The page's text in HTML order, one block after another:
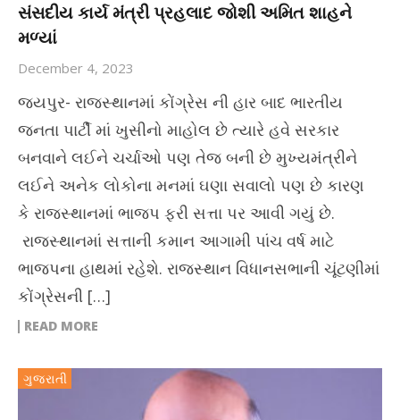
સંસદીય કાર્ય મંત્રી પ્રહલાદ જોશી અમિત શાહને
મળ્યાં
December 4, 2023
જયપુર- રાજસ્થાનમાં કોંગ્રેસ ની હાર બાદ ભારતીય
જનતા પાર્ટી માં ખુસીનો માહોલ છે ત્યારે હવે સરકાર
બનવાને લઈને ચર્ચાઓ પણ તેજ બની છે મુખ્યમંત્રીને
લઈને અનેક લોકોના મનમાં ઘણા સવાલો પણ છે કારણ
કે રાજસ્થાનમાં ભાજપ ફરી સત્તા પર આવી ગયું છે.
રાજસ્થાનમાં સત્તાની કમાન આગામી પાંચ વર્ષ માટે
ભાજપના હાથમાં રહેશે. રાજસ્થાન વિધાનસભાની ચૂંટણીમાં
કોંગ્રેસની […]
READ MORE
ગુજરાતી